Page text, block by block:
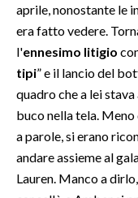
aprile, nonostante le
era fatto vedere.
l'ennesimo litigio
tipi” e il lancio del
quadro che a lei
buco nella tela. Meno
a parole, si erano
andare assieme al
Lauren. Manco a